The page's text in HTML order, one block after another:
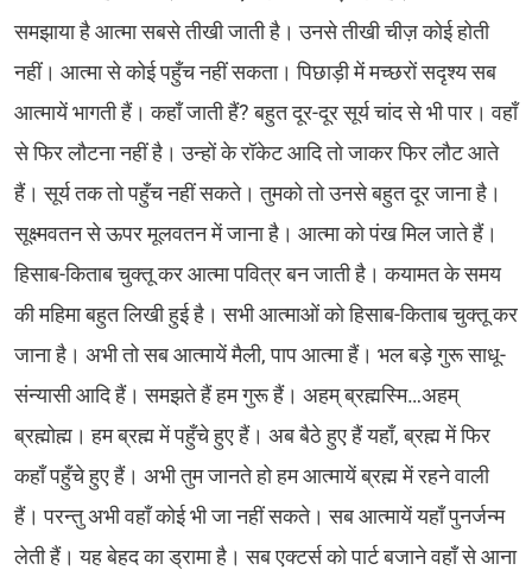
समझाया है आत्मा सबसे तीखी जाती है। उनसे तीखी चीज़ कोई होती
नहीं। आत्मा से कोई पहुँच नहीं सकता। पिछाड़ी में मच्छरों सदृश्य सब
आत्मायें भागती हैं। कहाँ जाती हैं? बहुत दूर-दूर सूर्य चांद से भी पार। वहाँ
से फिर लौटना नहीं है। उन्हों के रॉकेट आदि तो जाकर फिर लौट आते
हैं। सूर्य तक तो पहुँच नहीं सकते। तुमको तो उनसे बहुत दूर जाना है।
सूक्ष्मवतन से ऊपर मूलवतन में जाना है। आत्मा को पंख मिल जाते हैं।
हिसाब-किताब चुक्तू कर आत्मा पवित्र बन जाती है। कयामत के समय
की महिमा बहुत लिखी हुई है। सभी आत्माओं को हिसाब-किताब चुक्तू कर
जाना है। अभी तो सब आत्मायें मैली, पाप आत्मा हैं। भल बड़े गुरू साधू-
संन्यासी आदि हैं। समझते हैं हम गुरू हैं। अहम् ब्रह्मस्मि…अहम्
ब्रह्मोह्म। हम ब्रह्म में पहुँचे हुए हैं। अब बैठे हुए हैं यहाँ, ब्रह्म में फिर
कहाँ पहुँचे हुए हैं। अभी तुम जानते हो हम आत्मायें ब्रह्म में रहने वाली
हैं। परन्तु अभी वहाँ कोई भी जा नहीं सकते। सब आत्मायें यहाँ पुनर्जन्म
लेती हैं। यह बेहद का ड्रामा है। सब एक्टर्स को पार्ट बजाने वहाँ से आना